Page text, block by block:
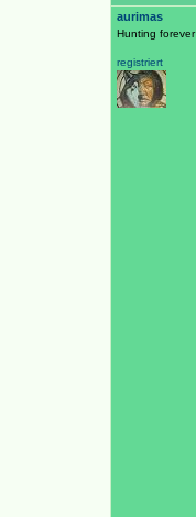
aurimas
Hunting forever
registriert